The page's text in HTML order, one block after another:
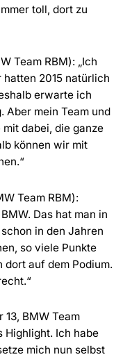
toll, dort zu
Team RBM): „Ich
2015 natürlich
erwarte ich
Aber mein Team und
dabei, die ganze
können wir mit
Team RBM):
Das hat man in
in den Jahren
so viele Punkte
dort auf dem Podium.
BMW Team
Highlight. Ich habe
mich nun selbst